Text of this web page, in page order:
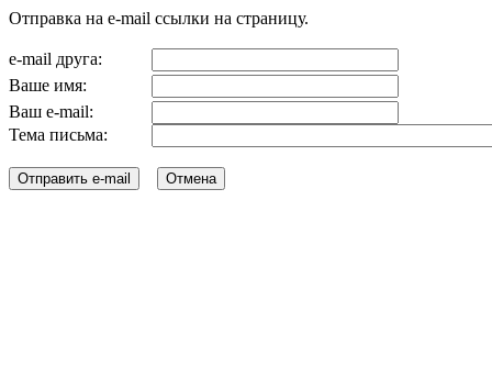
Отправка на e-mail ссылки на страницу.
e-mail друга:
Ваше имя:
Ваш e-mail:
Тема письма: